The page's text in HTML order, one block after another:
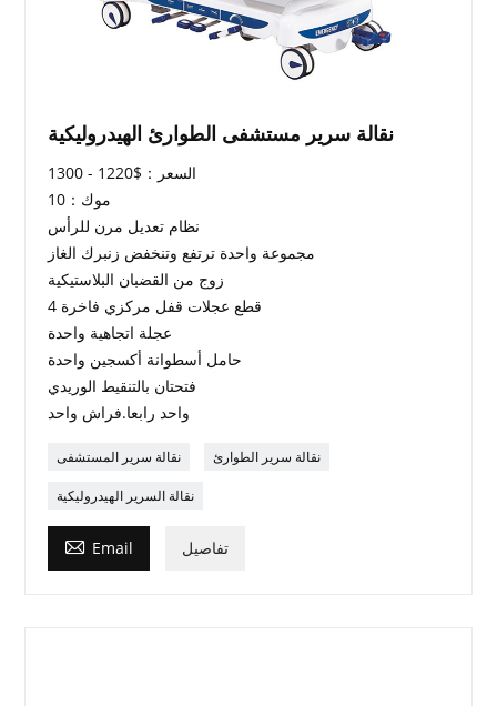
نقالة سرير مستشفى الطوارئ الهيدروليكية
السعر：$1220 - 1300
موك：10
نظام تعديل مرن للرأس
مجموعة واحدة ترتفع وتنخفض زنبرك الغاز
زوج من القضبان البلاستيكية
4 قطع عجلات قفل مركزي فاخرة
عجلة اتجاهية واحدة
حامل أسطوانة أكسجين واحدة
فتحتان بالتنقيط الوريدي
واحد رابعا.فراش واحد
نقالة سرير المستشفى نقالة سرير الطوارئ
نقالة السرير الهيدروليكية
 Email تفاصيل